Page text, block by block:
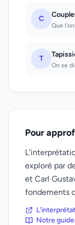
C
T
On se
Pour
exploré par
et Carl
fondements
Notre